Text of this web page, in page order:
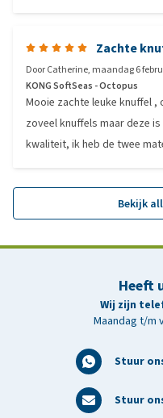
Zachte
DoorCatherine, maandag 6
KONG SoftSeas - Octopus
Mooie zachte leuke knuffel
zoveel knuffels maar deze
kwaliteit, ik heb de twee
Bekijk
Heeft
Wij zijn
Maandag t/m
Stuur
Stuur